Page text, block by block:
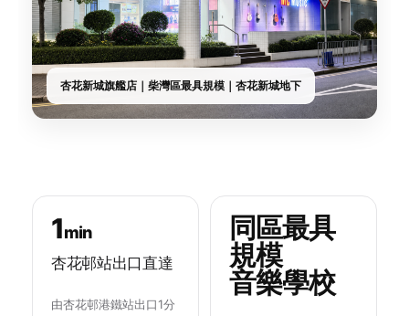
杏花新城旗艦店｜柴灣區最具規模｜杏花新城地下
1min
杏花邨站出口直達
由杏花邨港鐵站出口1分
同區最具
規模
音樂學校